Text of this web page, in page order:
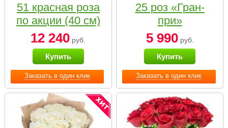
Заказать в один клик
51 красная роза
по акции (40 см)
12 240 руб.
Купить
Заказать в один клик
25 роз «Гран-
при»
5 990руб.
Купить